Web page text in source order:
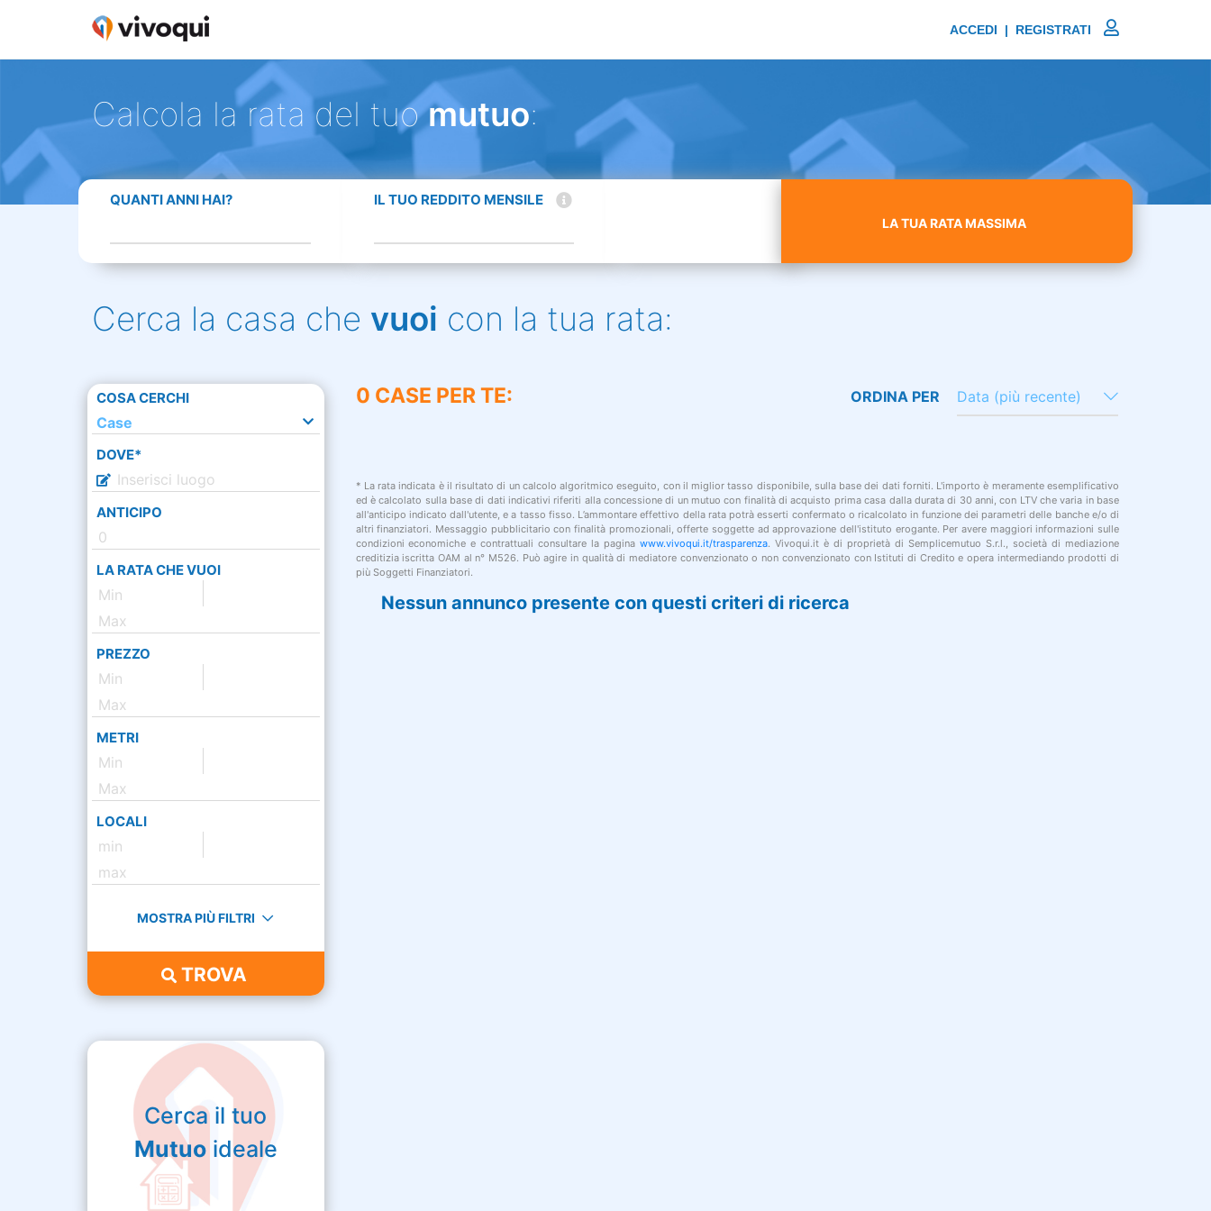
ACCEDI | REGISTRATI
Calcola la rata del tuomutuo:
QUANTI ANNI HAI? IL TUO REDDITO MENSILE
LA TUA RATA MASSIMA
Cerca la casa che vuoi con la tua rata:
Nessun annunco presente con questi criteri di ricerca
COSA CERCHI
Case
DOVE*
ANTICIPO
LA RATA CHE VUOI
PREZZO
METRI
LOCALI
MOSTRA PIÙ FILTRI
TROVA
Cerca il tuo
Mutuoideale
0 CASE PER TE: ORDINA PER Data (più recente)
* La rata indicata è il risultato di un calcolo algoritmico eseguito, con il miglior tasso disponibile, sulla base dei dati forniti. L'importo è meramente esemplificativo
ed è calcolato sulla base di dati indicativi riferiti alla concessione di un mutuo con finalità di acquisto prima casa dalla durata di 30 anni, con LTV che varia in base
all'anticipo indicato dall'utente, e a tasso fisso. L’ammontare effettivo della rata potrà esserti confermato o ricalcolato in funzione dei parametri delle banche e/o di
altri finanziatori. Messaggio pubblicitario con finalità promozionali, offerte soggette ad approvazione dell'istituto erogante. Per avere maggiori informazioni sulle
condizioni economiche e contrattuali consultare la paginawww.vivoqui.it/trasparenza. Vivoqui.it è di proprietà di Semplicemutuo S.r.l., società di mediazione
creditizia iscritta OAM al n° M526. Può agire in qualità di mediatore convenzionato o non convenzionato con Istituti di Credito e opera intermediando prodotti di
più Soggetti Finanziatori.